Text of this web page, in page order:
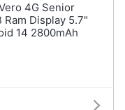
4G Senior
Ram Display 5.7"
14 2800mAh